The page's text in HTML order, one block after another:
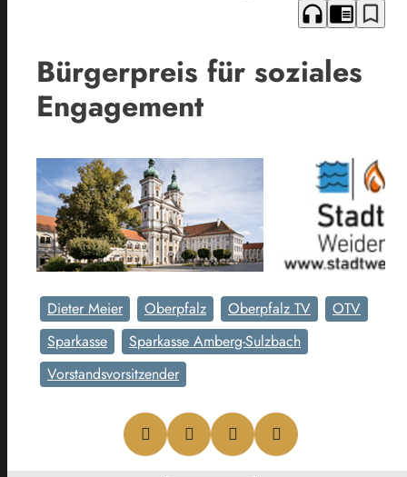
headphones chrome_reader_mode bookmark_border
Bürgerpreis für soziales
Engagement
Dieter Meier Oberpfalz Oberpfalz TV
OTV
Sparkasse
Sparkasse Amberg-Sulzbach
Vorstandsvorsitzender